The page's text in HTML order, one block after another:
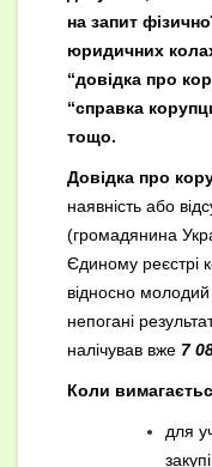
на запит
юридичних
“довідка про
“справка
тощо.
Довідка про
наявність або
(громадянина
Єдиному реєстрі
відносно
непогані
налічував вже 7
Коли
для